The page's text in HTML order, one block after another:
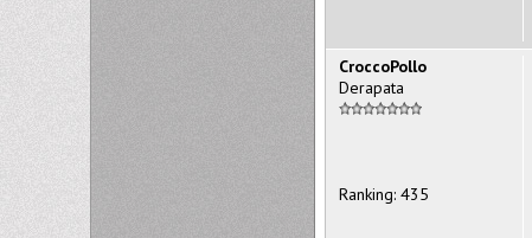
CroccoPollo
Derapata
Ranking: 435